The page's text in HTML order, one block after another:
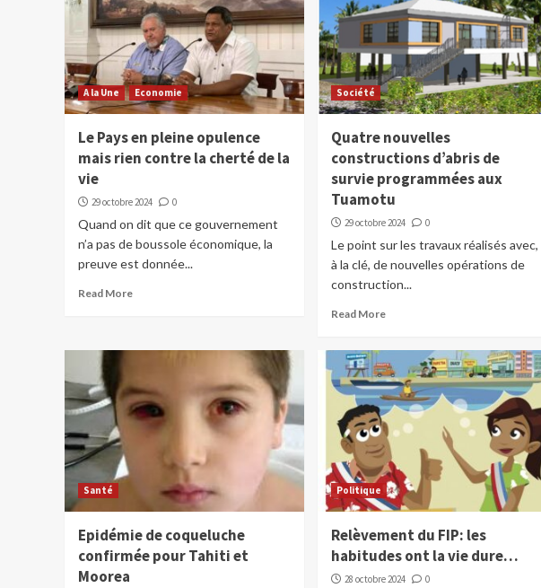
A la Une Economie
Le Pays en pleine opulence
mais rien contre la cherté de la
vie
29 octobre 2024 0
Quand on dit que ce gouvernement
n’a pas de boussole économique, la
preuve est donnée...
Read More
Société
Quatre nouvelles
constructions d’abris de
survie programmées aux
Tuamotu
29 octobre 2024 0
Le point sur les travaux réalisés avec,
à la clé, de nouvelles opérations de
construction...
Read More
Santé
Epidémie de coqueluche
confirmée pour Tahiti et
Moorea
Politique
Relèvement du FIP: les
habitudes ont la vie dure…
28 octobre 2024 0